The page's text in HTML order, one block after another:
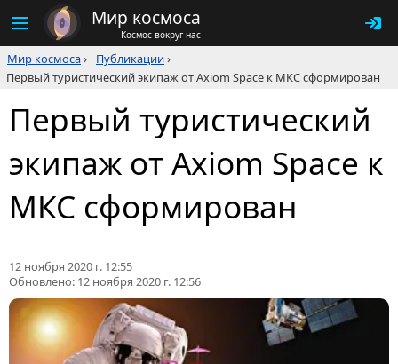
Мир космоса
Космос вокруг нас
Мир космоса› Публикации›
Первый туристический экипаж от Axiom Space к МКС сформирован
Первый туристический
экипаж от Axiom Space к
МКС сформирован
12 ноября 2020 г. 12:55
Обновлено: 12 ноября 2020 г. 12:56